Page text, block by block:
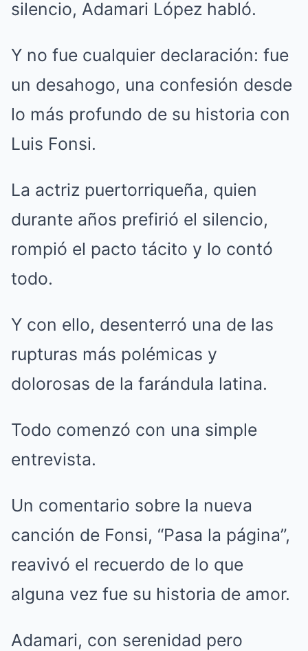
silencio, Adamari López habló.
Y no fue cualquier declaración: fue
un desahogo, una confesión desde
lo más profundo de su historia con
Luis Fonsi.
La actriz puertorriqueña, quien
durante años prefirió el silencio,
rompió el pacto tácito y lo contó
todo.
Y con ello, desenterró una de las
rupturas más polémicas y
dolorosas de la farándula latina.
Todo comenzó con una simple
entrevista.
Un comentario sobre la nueva
canción de Fonsi, “Pasa la página”,
reavivó el recuerdo de lo que
alguna vez fue su historia de amor.
Adamari, con serenidad pero